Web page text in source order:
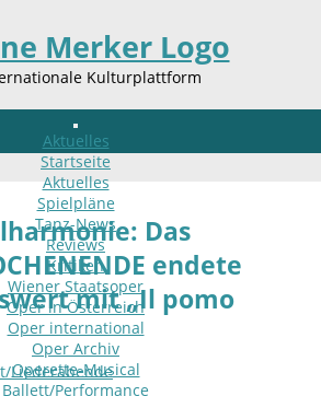
Kulturplattform
Aktuelles
Startseite
Aktuelles
Spielpläne
Tanz-News
Reviews
Kritiken
Wiener Staatsoper
Oper in Österreich
Oper international
Oper Archiv
Operette-Musical
Ballett/Performance
Das
endete
mit „Il pomo
Liederabende